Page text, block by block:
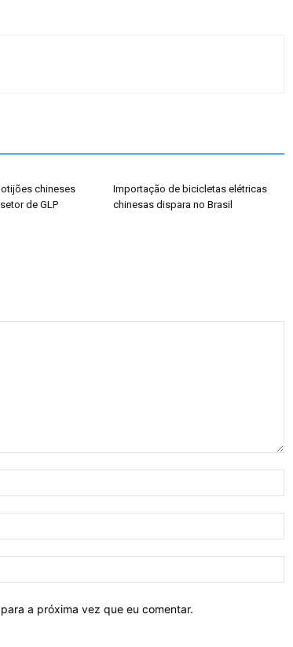
chineses
de GLP
Importação de bicicletas elétricas
chinesas dispara no Brasil
a próxima vez que eu comentar.